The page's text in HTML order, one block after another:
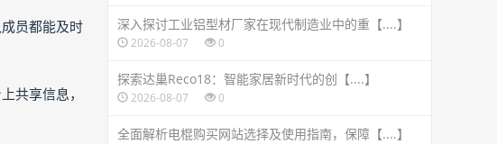
员都能及时
共享信息，
深入探讨工业铝型材厂家在现代制造业中的重【....】
2026-08-07 0
探索达巢Reco18：智能家居新时代的创【....】
2026-08-07 0
全面解析电棍购买网站选择及使用指南，保障【....】